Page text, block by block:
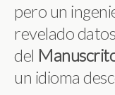
pero un
revelado
del
un idioma